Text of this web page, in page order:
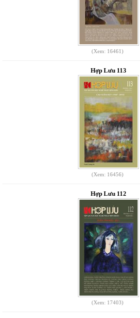
(Xem: 16461)
Hợp Lưu 113
(Xem: 16456)
Hợp Lưu 112
(Xem: 17403)